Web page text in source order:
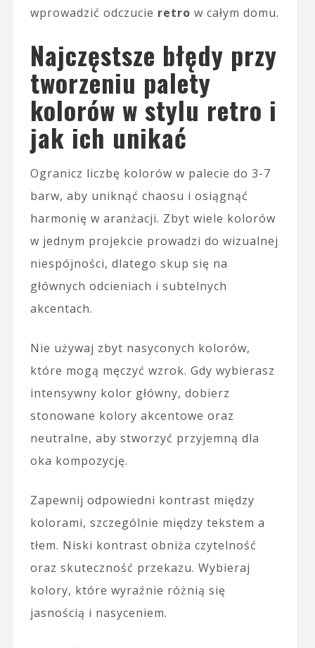
wprowadzić odczucie retro w całym domu.
Najczęstsze błędy przy
tworzeniu palety
kolorów w stylu retro i
jak ich unikać
Ogranicz liczbę kolorów w palecie do 3-7
barw, aby uniknąć chaosu i osiągnąć
harmonię w aranżacji. Zbyt wiele kolorów
w jednym projekcie prowadzi do wizualnej
niespójności, dlatego skup się na
głównych odcieniach i subtelnych
akcentach.
Nie używaj zbyt nasyconych kolorów,
które mogą męczyć wzrok. Gdy wybierasz
intensywny kolor główny, dobierz
stonowane kolory akcentowe oraz
neutralne, aby stworzyć przyjemną dla
oka kompozycję.
Zapewnij odpowiedni kontrast między
kolorami, szczególnie między tekstem a
tłem. Niski kontrast obniża czytelność
oraz skuteczność przekazu. Wybieraj
kolory, które wyraźnie różnią się
jasnością i nasyceniem.